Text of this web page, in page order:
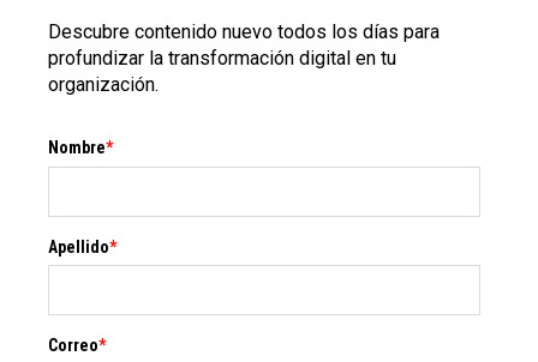
Descubre contenido nuevo todos los días para
profundizar la transformación digital en tu
organización.
Nombre*
Apellido*
Correo*